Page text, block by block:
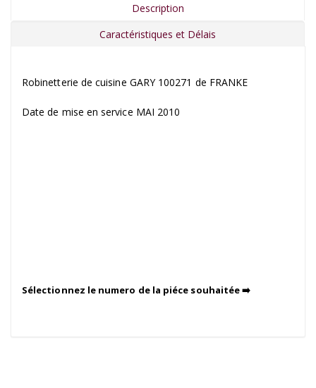
Description
Caractéristiques et Délais
Robinetterie de cuisine GARY 100271 de FRANKE
Date de mise en service MAI 2010
Sélectionnez le numero de la piéce souhaitée ➡️